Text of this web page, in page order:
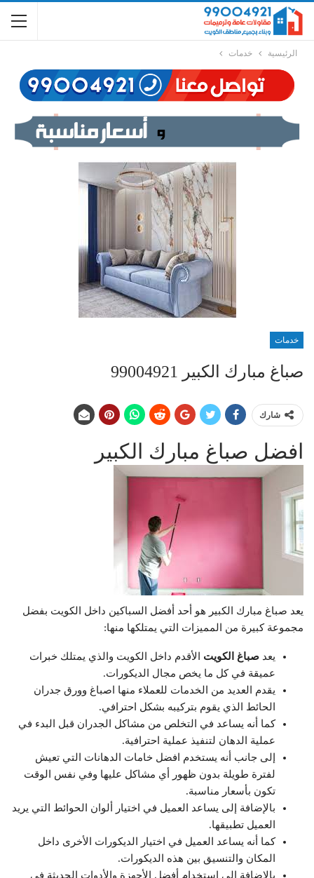
الرئيسية خدمات
خدمات
صباغ مبارك الكبير 99004921
شارك
افضل صباغ مبارك الكبير
يعد صباغ مبارك الكبير هو أحد أفضل السباكين داخل الكويت بفضل
مجموعة كبيرة من المميزات التي يمتلكها منها:
يعد صباغ الكويت الأقدم داخل الكويت والذي يمتلك خبرات
عميقة في كل ما يخص مجال الديكورات.
يقدم العديد من الخدمات للعملاء منها اصباغ وورق جدران
الحائط الذي يقوم بتركيبه بشكل احترافي.
كما أنه يساعد في التخلص من مشاكل الجدران قبل البدء في
عملية الدهان لتنفيذ عملية احترافية.
إلى جانب أنه يستخدم افضل خامات الدهانات التي تعيش
لفترة طويلة بدون ظهور أي مشاكل عليها وفي نفس الوقت
تكون بأسعار مناسبة.
بالإضافة إلى يساعد العميل في اختيار ألوان الحوائط التي يريد
العميل تطبيقها.
كما أنه يساعد العميل في اختيار الديكورات الأخرى داخل
المكان والتنسيق بين هذه الديكورات.
بالإضافة إلى استخدام أفضل الأجهزة والأدوات الحديثة في